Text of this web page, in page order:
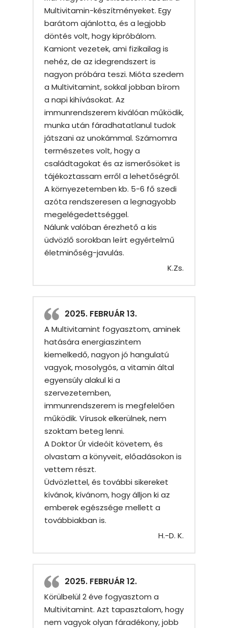
Multivitamin-készítményeket. Egy
barátom ajánlotta, és a legjobb
döntés volt, hogy kipróbálom.
Kamiont vezetek, ami fizikailag is
nehéz, de az idegrendszert is
nagyon próbára teszi. Mióta szedem
a Multivitamint, sokkal jobban bírom
a napi kihívásokat. Az
immunrendszerem kiválóan működik,
munka után fáradhatatlanul tudok
játszani az unokámmal. Számomra
természetes volt, hogy a
családtagokat és az ismerősöket is
tájékoztassam erről a lehetőségről.
A környezetemben kb. 5-6 fő szedi
azóta rendszeresen a legnagyobb
megelégedettséggel.
Nálunk valóban érezhető a kis
üdvözlő sorokban leírt egyértelmű
életminőség-javulás.
K.Zs.
2025. FEBRUÁR 13.
A Multivitamint fogyasztom, aminek
hatására energiaszintem
kiemelkedő, nagyon jó hangulatú
vagyok, mosolygós, a vitamin által
egyensúly alakul ki a
szervezetemben,
immunrendszerem is megfelelően
működik. Vírusok elkerülnek, nem
szoktam beteg lenni.
A Doktor Úr videóit követem, és
olvastam a könyveit, előadásokon is
vettem részt.
Üdvözlettel, és további sikereket
kívánok, kívánom, hogy álljon ki az
emberek egészsége mellett a
továbbiakban is.
H.-D. K.
2025. FEBRUÁR 12.
Körülbelül 2 éve fogyasztom a
Multivitamint. Azt tapasztalom, hogy
nem vagyok olyan fáradékony, jobb